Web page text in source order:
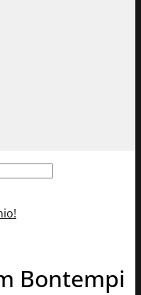
Bontempi